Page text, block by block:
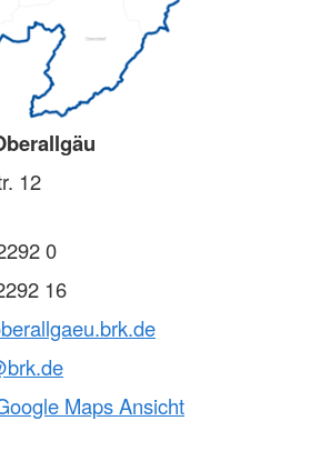
12
0
16
Maps Ansicht